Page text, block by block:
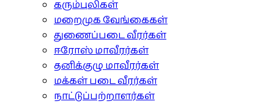
கரும்புலிகள்
மறைமுக வேங்கைகள்
துணைப்படை வீரர்கள்
ஈரோஸ் மாவீரர்கள்
தனிக்குழு மாவீரர்கள்
மக்கள் படை வீரர்கள்
நாட்டுப்பற்றாளர்கள்